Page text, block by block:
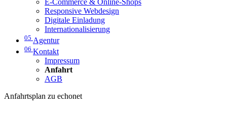
Responsive Webdesign
Digitale Einladung
Internationalisierung
05 Agentur
06 Kontakt
Impressum
Anfahrt
AGB
Anfahrtsplan zu echonet